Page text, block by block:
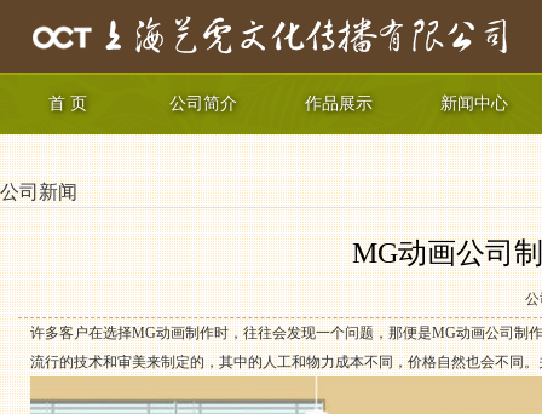
首 页 公司简介 作品展示 新闻中心
公司新闻
MG动画公司
公
许多客户在选择MG动画制作时，往往会发现一个问题，那便是MG动画公司制
流行的技术和审美来制定的，其中的人工和物力成本不同，价格自然也会不同